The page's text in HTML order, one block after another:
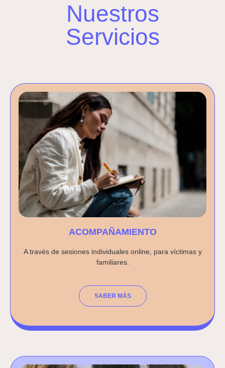
Nuestros
Servicios
ACOMPAÑAMIENTO
A través de sesiones individuales online, para víctimas y
familiares.
SABER MÁS